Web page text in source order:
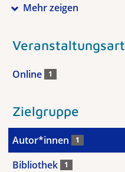
Mehr zeigen
Veranstaltungsart
Online 1
Zielgruppe
Autor*innen 1
Bibliothek 1